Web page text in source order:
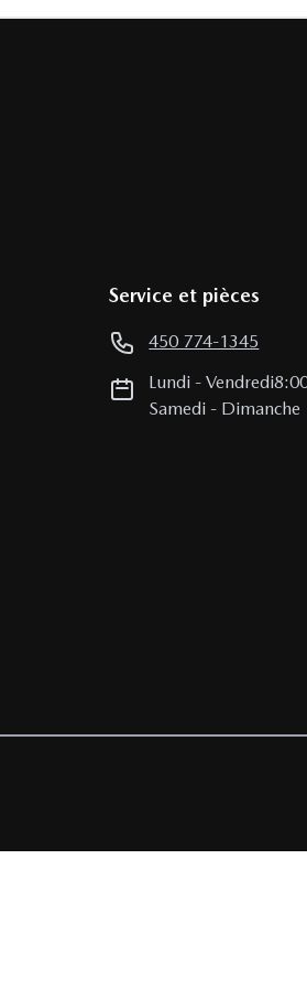
Service et pièces
450 774-1345
Lundi -Vendredi
Samedi - Dimanche